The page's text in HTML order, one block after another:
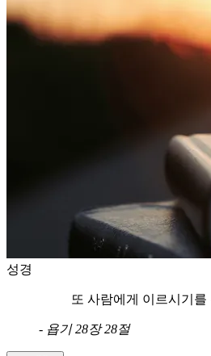
성경
또 사람에게 이르시기
- 욥기 28장 28절